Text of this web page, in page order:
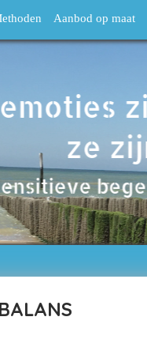
Aanbod op maat